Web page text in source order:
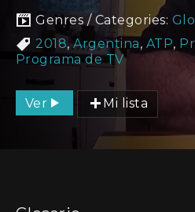
Genres / Categories:
2018,Argentina, ATP,
Programa de TV
Ver Mi lista